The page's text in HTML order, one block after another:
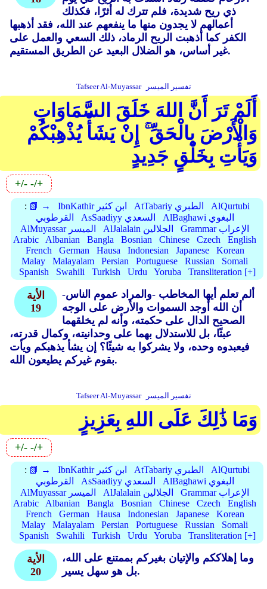
ذي ريح شديدة، فلم تترك له أثرًا، فكذلك
أعمالهم لا يجدون منها ما ينفعهم عند الله، فقد أذهبها
الكفر كما أذهبت الريح الرماد، ذلك السعي والعمل على
غير أساس، هو الضلال البعيد عن الطريق المستقيم.
Tafseer Al-Muyassar تفسير الميسر
أَلَمْ تَرَ أَنَّ اللهَ خَلَقَ السَّمَاوَاتِ
وَالْأَرْضَ بِالْحَقِّ ۚ إِنْ يَشَأْ يُذْهِبْكُمْ
وَيَأْتِ بِخَلْقٍ جَدِيدٍ
+/- -/+
: 📗 → IbnKathir ابن كثير AtTabariy الطبري
AlQurtubi
القرطوبي
AsSaadiyy السعدي
AlBaghawi البغوي
AlMuyassar الميسر
AlJalalain الجلالين
Grammar الإعراب
Arabic
Albanian Bangla Bosnian Chinese Czech
English
French
German Hausa Indonesian Japanese
Korean
Malay
Malayalam Persian Portuguese Russian
Somali
Spanish
Swahili Turkish Urdu Yoruba Transliteration [+]
الأية
19
ألم تعلم أيها المخاطب -والمراد عموم الناس-
أن الله أوجد السموات والأرض على الوجه
الصحيح الدال على حكمته، وأنه لم يخلقهما
عبثًا، بل للاستدلال بهما على وحدانيته، وكمال قدرته،
فيعبدوه وحده، ولا يشركوا به شيئًا؟ إن يشأ يذهبكم ويأت
بقوم غيركم يطيعون الله.
Tafseer Al-Muyassar تفسير الميسر
وَمَا ذَٰلِكَ عَلَى اللهِ بِعَزِيزٍ
+/- -/+
: 📗 → IbnKathir ابن كثير AtTabariy الطبري
AlQurtubi
القرطوبي
AsSaadiyy السعدي
AlBaghawi البغوي
AlMuyassar الميسر
AlJalalain الجلالين
Grammar الإعراب
Arabic
Albanian Bangla Bosnian Chinese Czech
English
French
German Hausa Indonesian Japanese
Korean
Malay
Malayalam Persian Portuguese Russian
Somali
Spanish
Swahili Turkish Urdu Yoruba Transliteration [+]
الأية
20
وما إهلاككم والإتيان بغيركم بممتنع على الله،
بل هو سهل يسير.